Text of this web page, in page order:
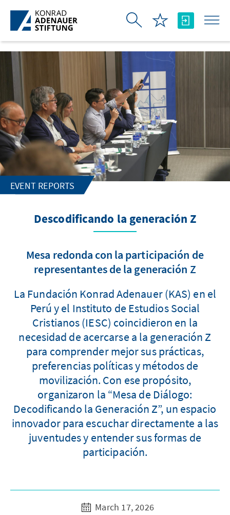
Skip to Main Content
EVENT REPORTS
Descodificando la generación Z
Mesa redonda con la participación de
representantes de la generación Z
La Fundación Konrad Adenauer (KAS) en el
Perú y el Instituto de Estudios Social
Cristianos (IESC) coincidieron en la
necesidad de acercarse a la generación Z
para comprender mejor sus prácticas,
preferencias políticas y métodos de
movilización. Con ese propósito,
organizaron la “Mesa de Diálogo:
Decodificando la Generación Z”, un espacio
innovador para escuchar directamente a las
juventudes y entender sus formas de
participación.
March 17, 2026